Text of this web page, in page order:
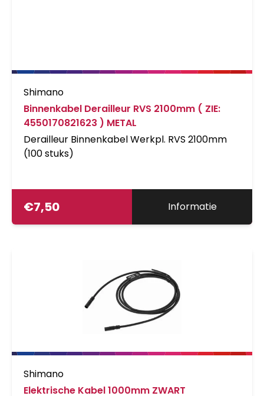
Shimano
Binnenkabel Derailleur RVS 2100mm ( ZIE:
4550170821623 ) METAL
Derailleur Binnenkabel Werkpl. RVS 2100mm
(100 stuks)
€7,50 Informatie
Shimano
Elektrische Kabel 1000mm ZWART